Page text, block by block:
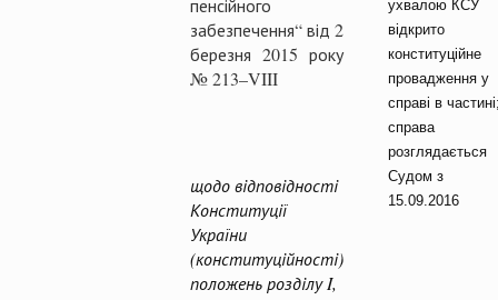
забезпечення“ від 2
березня 2015 року
№ 213–VIII
щодо відповідності
Конституції
України
(конституційності)
положень розділу I,
ухвалою КСУ
відкрито
конституційне
провадження у
справі в
справа
розглядається
Судом з
15 .09.2016